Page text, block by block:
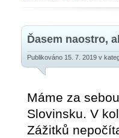
Ďasem naostro,
Publikováno 15. 7. 2019 v
Máme za
Slovinsku. V
Zážitků